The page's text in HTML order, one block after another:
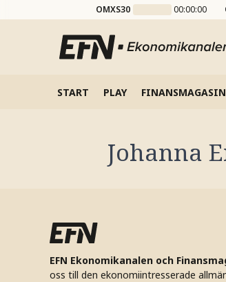
OMXS30 00:00:00
START PLAY
Johanna
EFN Ekonomikanalen och
oss till den ekonomiintresserade